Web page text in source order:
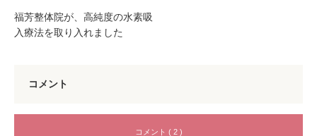
福芳整体院が、高純度の水素吸
入療法を取り入れました
コメント
コメント ( 2 )